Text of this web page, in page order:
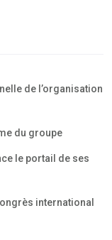
de l’organisation
du groupe
le portail de ses
international